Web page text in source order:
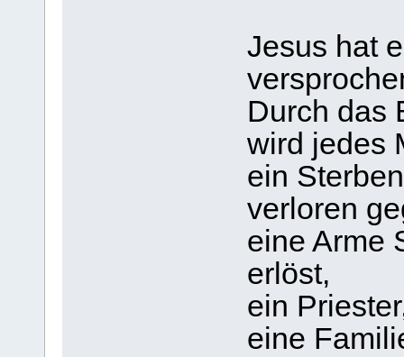
Jesus hat
Durch das
wird jedes
ein
verloren
eine Arme
erlöst,
ein
eine